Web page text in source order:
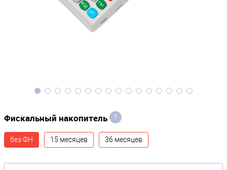
Фискальный накопитель ?
без ФН 15 месяцев 36 месяцев